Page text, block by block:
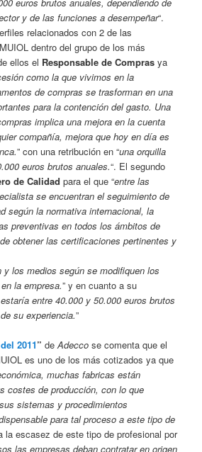
euros brutos anuales, dependiendo de
y de las funciones a desempeñar“.
relacionados con 2 de las
dentro del grupo de los más
ellos el Responsable de Compras ya
como la que vivimos en la
de compras se trasforman en una
para la contención del gasto. Una
implica una mejora en la cuenta
compañía, mejora que hoy en día es
” con una retribución en “una orquilla
euros brutos anuales.“. El segundo
de Calidad para el que “entre las
se encuentran el seguimiento de
según la normativa internacional, la
preventivas en todos los ámbitos de
obtener las certificaciones pertinentes y
y los medios según se modifiquen los
la empresa.” y en cuanto a su
entre 40.000 y 50.000 euros brutos
su experiencia.”
2011”deAdecco se comenta que el
es uno de los más cotizados ya que
muchas fabricas están
costes de producción, con lo que
sistemas y procedimientos
para tal proceso a este tipo de
la escasez de este tipo de profesional por
las empresas deban contratar en origen